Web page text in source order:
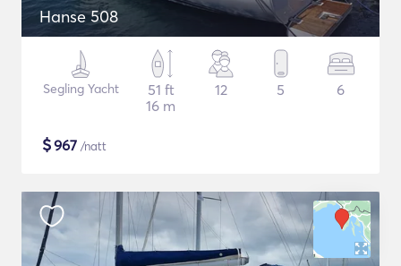
Hanse 508
Segling Yacht
51 ft
16 m
12 5 6
$967 /natt